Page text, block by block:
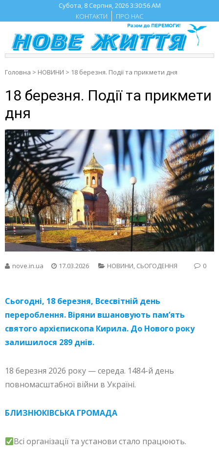
content
Субота, 8 Серпня, 20263:30:57 AM
КОНТАКТИ
ПРО НАС
Головна > НОВИНИ > 18 березня. Події та прикмети дня
18 березня. Події та прикмети
дня
nove.in.ua 17.03.2026 НОВИНИ, СЬОГОДЕННЯ 0
Сьогодні, 18 березня, Всесвітній день
перероблення. Віряни вшановують пам’ять
святого архієпископа Кирила. До Нового року
залишилося 289 днів.
18 березня 2026 року — середа. 1484-й день
повномасштабної війни в Україні.
БЛИЗНЮКІВСЬКА ГРОМАДА
Всі організації та установи стало працюють.